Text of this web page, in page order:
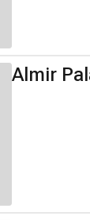
Almir